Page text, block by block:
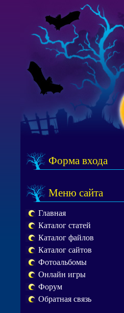
Форма входа
Меню сайта
Главная
Каталог статей
Каталог файлов
Каталог сайтов
Фотоальбомы
Онлайн игры
Форум
Обратная связь